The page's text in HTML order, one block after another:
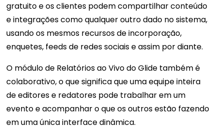
gratuito e os clientes podem compartilhar conteúdo
e integrações como qualquer outro dado no sistema,
usando os mesmos recursos de incorporação,
enquetes, feeds de redes sociais e assim por diante.
O módulo de Relatórios ao Vivo do Glide também é
colaborativo, o que significa que uma equipe inteira
de editores e redatores pode trabalhar em um
evento e acompanhar o que os outros estão fazendo
em uma única interface dinâmica.